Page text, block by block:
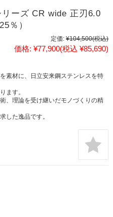
ーズ CR wide 正刃6.0
％）
定価: ¥104,500(税込)
価格: ¥77,900(税込 ¥85,690)
素材に、日立安来鋼ステンレスを特
ます。
、理論を受け継いだモノづくりの精
した逸品です。